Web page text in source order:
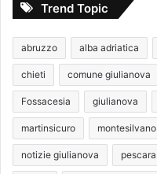
Trend Topic
abruzzo alba adriatica
chieti comune giulianova
Fossacesia giulianova
martinsicuro montesilvano
notizie giulianova pescara